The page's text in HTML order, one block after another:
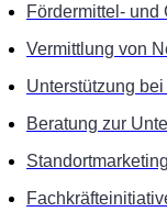
Fördermittel- und
Vermittlung von
Unterstützung
Beratung zur